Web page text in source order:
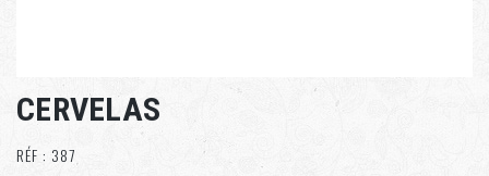
CERVELAS
RÉF : 387